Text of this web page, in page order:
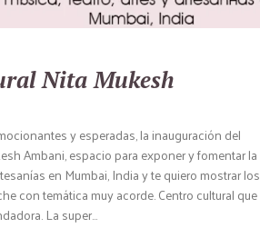
Nita Mukesh
y esperadas, la inauguración del
Ambani, espacio para exponer y fomentar la
en Mumbai, India y te quiero mostrar los
con temática muy acorde. Centro cultural que
La super...